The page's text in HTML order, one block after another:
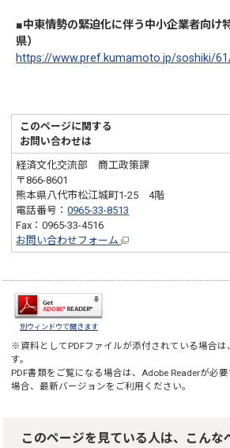
■中東情勢の緊迫化に伴う中小企業者向け
県）
https://www.pref.kumamoto.jp/soshiki/
このページに関する
お問い合わせは
経済文化交流部 商工政策課
〒866-8601
熊本県八代市松江城町1-25 4階
電話番号：0965-33-8513
Fax：0965-33-4516
お問い合わせフォーム
別ウィンドウで開きます
※資料としてPDFファイルが添付されている場合は
す。
PDF書類をご覧になる場合は、 Adobe Readerが必
場合、最新バージョンをご利用ください。
このページを見ている人は、こんな